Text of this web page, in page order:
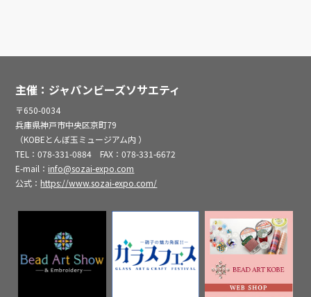
主催：ジャパンビーズソサエティ
〒650-0034
兵庫県神戸市中央区京町79
（KOBEとんぼ玉ミュージアム内 ）
TEL：078-331-0884 FAX：078-331-6672
E-mail： info@sozai-expo.com
公式： https://www.sozai-expo.com/